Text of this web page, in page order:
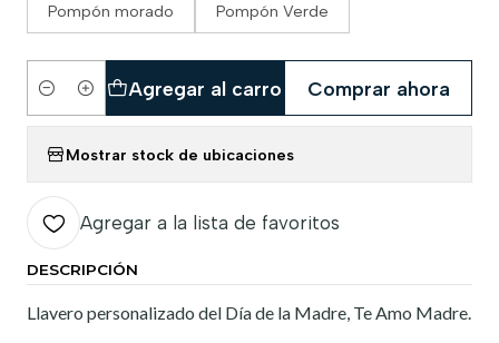
Pompón morado Pompón Verde
Cantidad
Agregar al carro Comprar ahora
Mostrar stock de ubicaciones
Agregar a la lista de favoritos
DESCRIPCIÓN
Llavero personalizado del Día de la Madre, Te Amo Madre.